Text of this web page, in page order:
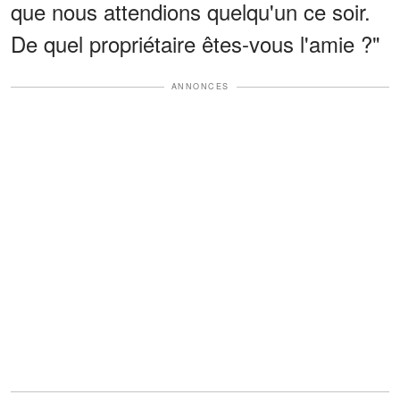
que nous attendions quelqu'un ce soir.
De quel propriétaire êtes-vous l'amie ?"
ANNONCES